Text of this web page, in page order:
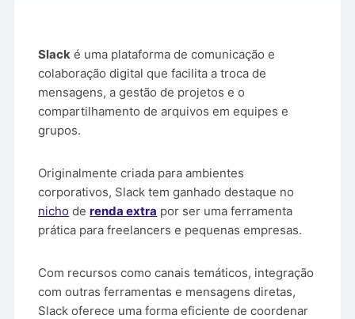
Slack é uma plataforma de comunicação e
colaboração digital que facilita a troca de
mensagens, a gestão de projetos e o
compartilhamento de arquivos em equipes e
grupos.
Originalmente criada para ambientes
corporativos, Slack tem ganhado destaque no
nicho derenda extra por ser uma ferramenta
prática para freelancers e pequenas empresas.
Com recursos como canais temáticos, integração
com outras ferramentas e mensagens diretas,
Slack oferece uma forma eficiente de coordenar